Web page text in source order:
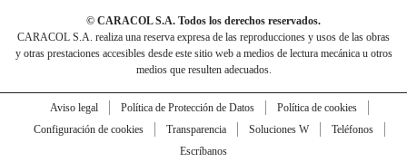
© CARACOL S.A. Todos los derechos reservados.
CARACOL S.A. realiza una reserva expresa de las reproducciones y usos de las obras
y otras prestaciones accesibles desde este sitio web a medios de lectura mecánica u otros
medios que resulten adecuados.
Aviso legal Política de Protección de Datos
Política de cookies
Configuración de cookies
Transparencia Soluciones W
Teléfonos
Escríbanos